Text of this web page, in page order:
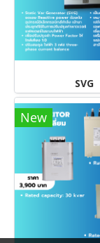
SVG
New